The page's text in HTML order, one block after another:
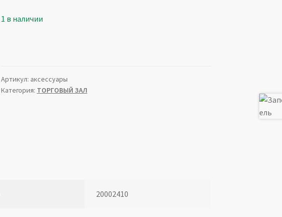
1 в наличии
Артикул: аксессуары
Категория: ТОРГОВЫЙ ЗАЛ
20002410